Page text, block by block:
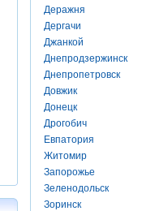
Деражня
Дергачи
Джанкой
Днепродзержинск
Днепропетровск
Довжик
Донецк
Дрогобич
Евпатория
Житомир
Запорожье
Зеленодольск
Зоринск